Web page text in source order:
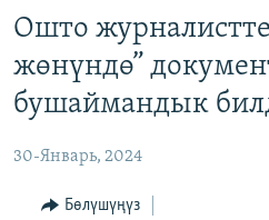
Издөөгө
салыңызКЫРГЫЗСТАН
МАДАНИЯТ
ДҮЙНӨ
УКРАИНА
ТВ ПРОГРАММАЛАР
БҮГҮН АЗАТТЫКТА
ПОДКАСТ
Ошто
жөнүндө”
бушаймандык
30-Январь, 2024
Бөлүшүңүз